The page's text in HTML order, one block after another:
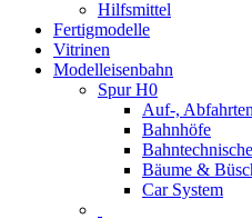
Hilfsmittel
Fertigmodelle
Vitrinen
Modelleisenbahn
Spur H0
Auf-,
Bahnhöfe
Bäume &
Car System